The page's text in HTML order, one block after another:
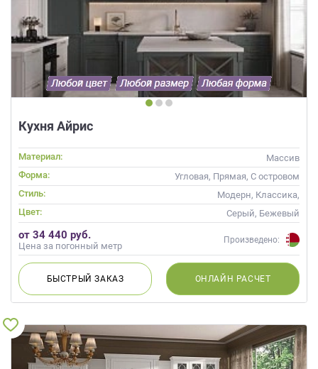
Кухня Айрис
Материал:
Массив
Форма:
Угловая, Прямая, С островом
Стиль:
Модерн, Классика,
Скандинавский, Неоклассика,
Современные
Цвет: Серый, Бежевый
от 34 440 руб.
Цена за погонный метр
Произведено:
БЫСТРЫЙЗАКАЗ ОНЛАЙН РАСЧЕТ